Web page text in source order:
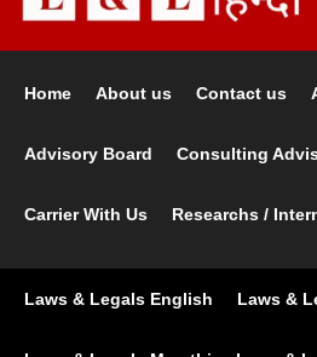
Home About us Contact us
Advisory Board Consulting
Carrier With Us Researchs /
Laws & Legals English Laws &